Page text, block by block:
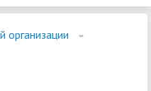
организации